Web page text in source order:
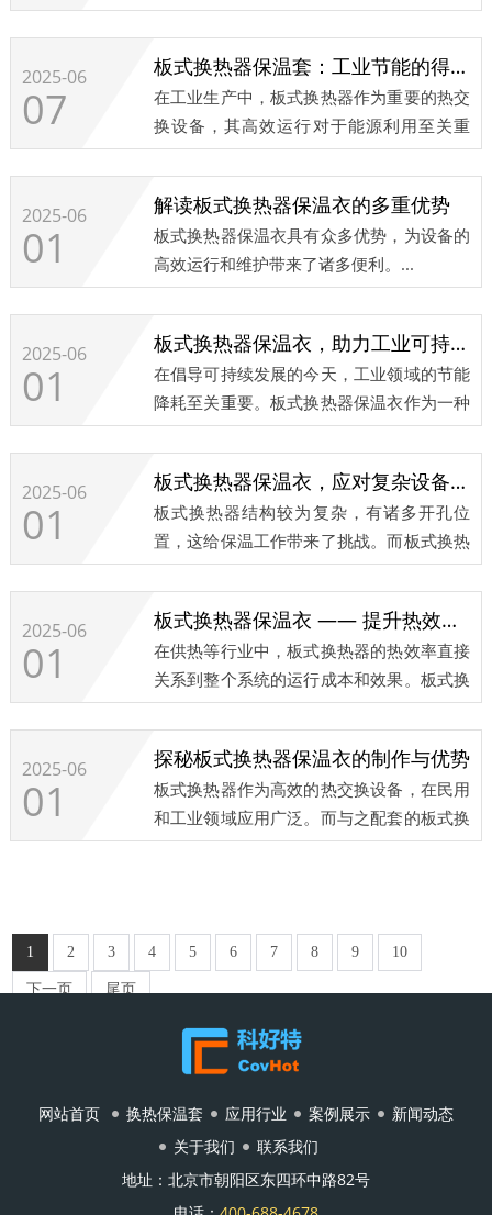
带来诸多便利。​...
2025-06
07
板式换热器保温套：工业节能的得力助手
在工业生产中，板式换热器作为重要的热交
换设备，其高效运行对于能源利用至关重
要。而板式换热器保温套，正逐渐成为提升
其性能、实现节能降耗的得力助手。​...
2025-06
01
解读板式换热器保温衣的多重优势​
板式换热器保温衣具有众多优势，为设备的
高效运行和维护带来了诸多便利。...
2025-06
01
板式换热器保温衣，助力工业可持续发展​
在倡导可持续发展的今天，工业领域的节能
降耗至关重要。板式换热器保温衣作为一种
有效的节能装备，为工业可持续发展贡献着
力量。​...
2025-06
01
板式换热器保温衣，应对复杂设备的保温利器
板式换热器结构较为复杂，有诸多开孔位
置，这给保温工作带来了挑战。而板式换热
器保温衣则是应对这一复杂设备保温难题的
有力武器。​...
2025-06
01
板式换热器保温衣 —— 提升热效率的关键​
在供热等行业中，板式换热器的热效率直接
关系到整个系统的运行成本和效果。板式换
热器保温衣在提升热效率方面发挥着关键作
用。​...
2025-06
01
探秘板式换热器保温衣的制作与优势​
板式换热器作为高效的热交换设备，在民用
和工业领域应用广泛。而与之配套的板式换
热器保温衣，其制作工艺和优势值得深入探
1 2 3 4 5 6 7 8 9 10
下一页 尾页
网站首页 换热保温套 应用行业 案例展示
新闻动态
关于我们
联系我们
地址：北京市朝阳区东四环中路82号